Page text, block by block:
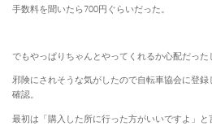
手数料を聞いたら700円ぐらいだった。
でもやっぱりちゃんとやってくれるか心配だった
邪険にされそうな気がしたので自転車協会に登
確認。
最初は「購入した所に行った方がいいですよ」と